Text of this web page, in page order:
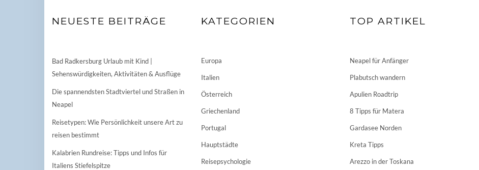
NEUESTE BEITRÄGE
Bad Radkersburg Urlaub mit Kind |
Sehenswürdigkeiten, Aktivitäten & Ausflüge
Die spannendsten Stadtviertel und Straßen in
Neapel
Reisetypen: Wie Persönlichkeit unsere Art zu
reisen bestimmt
Kalabrien Rundreise: Tipps und Infos für
Italiens Stiefelspitze
KATEGORIEN
Europa
Italien
Österreich
Griechenland
Portugal
Hauptstädte
Reisepsychologie
TOP ARTIKEL
Neapel für Anfänger
Plabutsch wandern
Apulien Roadtrip
8 Tipps für Matera
Gardasee Norden
Kreta Tipps
Arezzo in der Toskana